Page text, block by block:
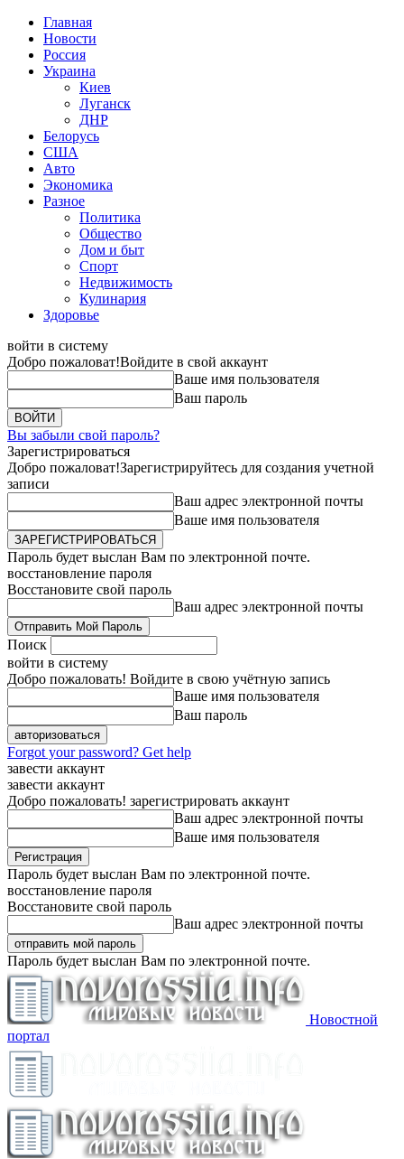
Главная
Новости
Россия
Украина
Киев
Луганск
ДНР
Белорусь
США
Авто
Экономика
Разное
Политика
Общество
Дом и быт
Спорт
Недвижимость
Кулинария
Здоровье
войти в систему
Добро пожаловат!Войдите в свой аккаунт
Ваше имя пользователя
Ваш пароль
Вы забыли свой пароль?
Зарегистрироваться
Добро пожаловат!Зарегистрируйтесь для создания учетной
записи
Ваш адрес электронной почты
Ваше имя пользователя
Пароль будет выслан Вам по электронной почте.
восстановление пароля
Восстановите свой пароль
Ваш адрес электронной почты
Поиск
войти в систему
Добро пожаловать! Войдите в свою учётную запись
Ваше имя пользователя
Ваш пароль
Forgot your password? Get help
завести аккаунт
завести аккаунт
Добро пожаловать! зарегистрировать аккаунт
Ваш адрес электронной почты
Ваше имя пользователя
Пароль будет выслан Вам по электронной почте.
восстановление пароля
Восстановите свой пароль
Ваш адрес электронной почты
Пароль будет выслан Вам по электронной почте.
Новостной
портал